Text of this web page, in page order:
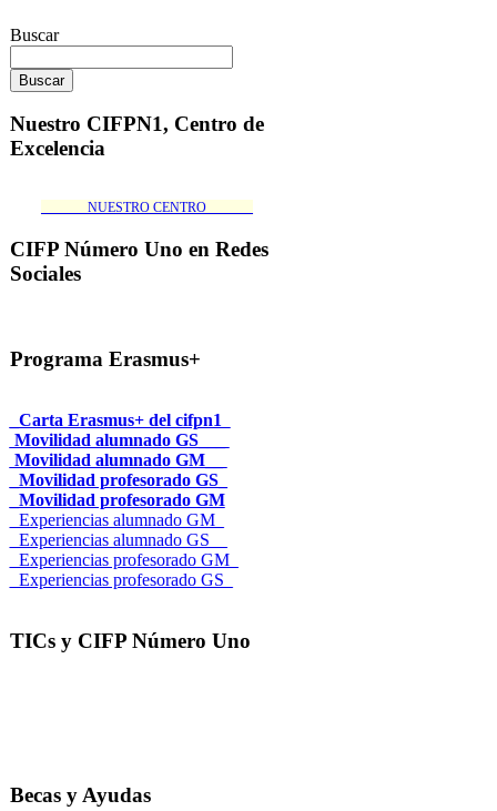
Buscar
Nuestro CIFPN1, Centro de
Excelencia
_______NUESTRO CENTRO_______
CIFP Número Uno en Redes
Sociales
Programa Erasmus+
_Carta Erasmus+ del cifpn1
Movilidad alumnado GS___
Movilidad alumnado GM__
_Movilidad profesorado GS_
_Movilidad profesorado GM
_Experiencias alumnado GM_
_Experiencias alumnado GS__
_Experiencias profesorado GM_
_Experiencias profesorado GS_
TICs y CIFP Número Uno
Becas y Ayudas